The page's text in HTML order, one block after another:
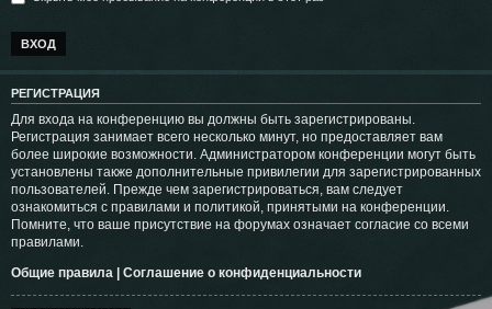
РЕГИСТРАЦИЯ
Для входа на конференцию вы должны быть зарегистрированы.
Регистрация занимает всего несколько минут, но предоставляет вам
более широкие возможности. Администратором конференции могут быть
установлены также дополнительные привилегии для зарегистрированных
пользователей. Прежде чем зарегистрироваться, вам следует
ознакомиться с правилами и политикой, принятыми на конференции.
Помните, что ваше присутствие на форумах означает согласие со всеми
правилами.
Общие правила | Соглашение о конфиденциальности